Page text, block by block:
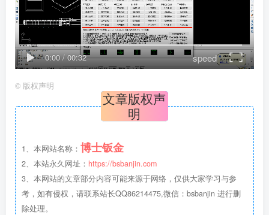
0:00/00:32 speed
© 版权声明
文章版权声
明
1、本网站名称： 博士钣金
2、本站永久网址： https://bsbanjin.com
3、本网站的文章部分内容可能来源于网络，仅供大家学习与参
考，如有侵权，请联系站长QQ86214475,微信：bsbanjin 进行删
除处理。